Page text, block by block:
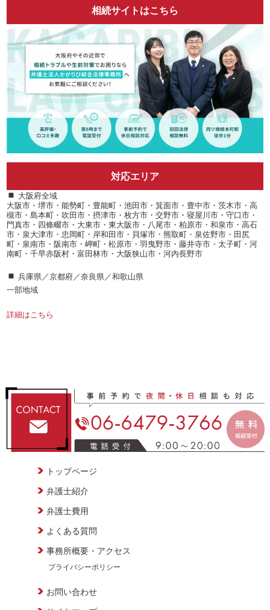
相続サイトはこちら
対応エリア
大阪府全域
大阪市・堺市・能勢町・豊能町・池田市・箕面市・豊中市・茨木市・高
槻市・島本町・吹田市・摂津市・枚方市・交野市・寝屋川市・守口市・
門真市・四條畷市・大東市・東大阪市・八尾市・柏原市・和泉市・高石
市・泉大津市・忠岡町・岸和田市・貝塚市・熊取町・泉佐野市・田尻
町・泉南市・阪南市・岬町・松原市・羽曳野市・藤井寺市・太子町・河
南町・千早赤阪村・富田林市・大阪狭山市・河内長野市
兵庫県／京都府／奈良県／和歌山県
一部地域
詳細はこちら
トップページ
弁護士紹介
弁護士費用
よくある質問
事務所概要・アクセス
プライバシーポリシー
お問い合わせ